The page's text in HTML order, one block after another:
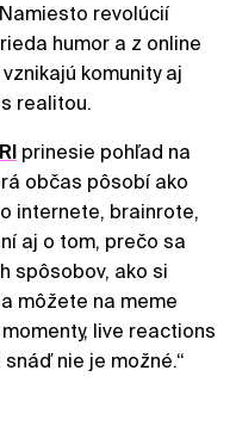
revolúcií
humor a z online
komunity aj
realitou.
prinesie pohľad na
občas pôsobí ako
internete, brainrote,
aj o tom, prečo sa
spôsobov, ako si
môžete na meme
live reactions
nie je možné.“